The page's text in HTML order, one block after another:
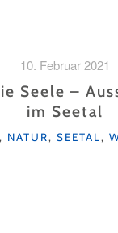
10. Februar 2021
Seele –
im Seetal
, NATUR, SEETAL,